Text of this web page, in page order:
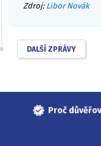
Zdroj: Libor Novák
DALŠÍ ZPRÁVY
Proč